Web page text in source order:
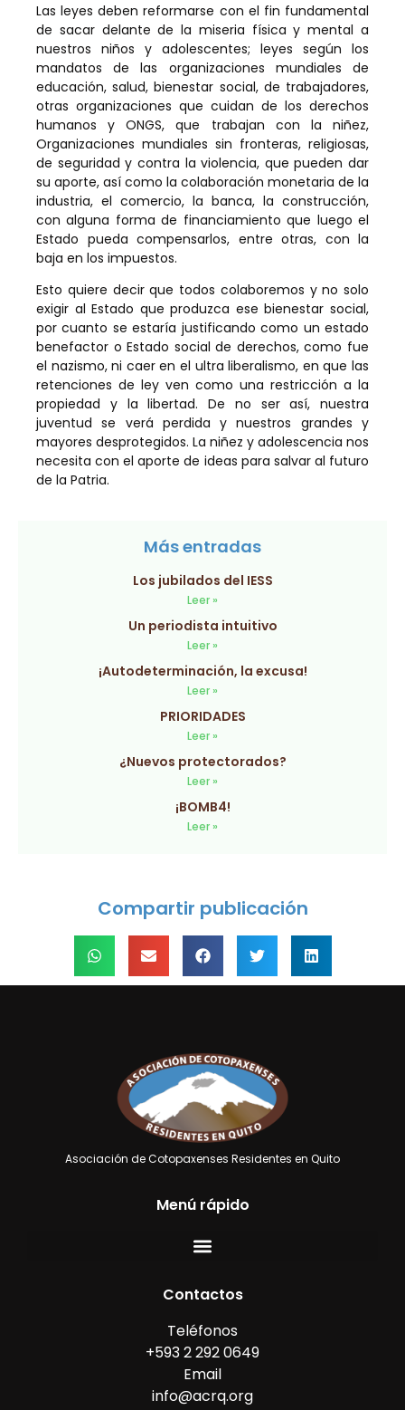
Las leyes deben reformarse con el fin fundamental
de sacar delante de la miseria física y mental a
nuestros niños y adolescentes; leyes según los
mandatos de las organizaciones mundiales de
educación, salud, bienestar social, de trabajadores,
otras organizaciones que cuidan de los derechos
humanos y ONGS, que trabajan con la niñez,
Organizaciones mundiales sin fronteras, religiosas,
de seguridad y contra la violencia, que pueden dar
su aporte, así como la colaboración monetaria de la
industria, el comercio, la banca, la construcción,
con alguna forma de financiamiento que luego el
Estado pueda compensarlos, entre otras, con la
baja en los impuestos.
Esto quiere decir que todos colaboremos y no solo
exigir al Estado que produzca ese bienestar social,
por cuanto se estaría justificando como un estado
benefactor o Estado social de derechos, como fue
el nazismo, ni caer en el ultra liberalismo, en que las
retenciones de ley ven como una restricción a la
propiedad y la libertad. De no ser así, nuestra
juventud se verá perdida y nuestros grandes y
mayores desprotegidos. La niñez y adolescencia nos
necesita con el aporte de ideas para salvar al futuro
de la Patria.
Más entradas
Los jubilados del IESS
Leer »
Un periodista intuitivo
Leer »
¡Autodeterminación, la excusa!
Leer »
PRIORIDADES
Leer »
¿Nuevos protectorados?
Leer »
¡BOMB4!
Leer »
Compartir publicación
Asociación de Cotopaxenses Residentes en Quito
Menú rápido
Contactos
Teléfonos
+593 2 292 0649
Email
info@acrq.org